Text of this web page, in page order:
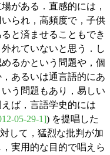
がある．直感的には，
られ，高頻度で，子供
と済ませることもでき
れていないと思う．し
るかという問題や，個
あるいは通言語的にあ
う問題もあり，易しい
ば，言語学史的には
05-29-1]) を提唱した
して，猛烈な批判が加
実用的な目的で唱えら